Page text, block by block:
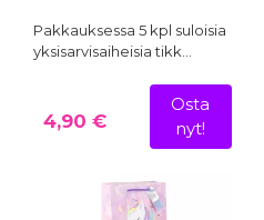
Pakkauksessa 5 kpl suloisia
yksisarvisaiheisia tikk…
4,90 €
Osta
nyt!